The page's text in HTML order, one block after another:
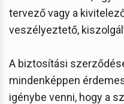
tervező vagy a
veszélyeztető,
A biztosítási
mindenképpen
igénybe venni, hogy a